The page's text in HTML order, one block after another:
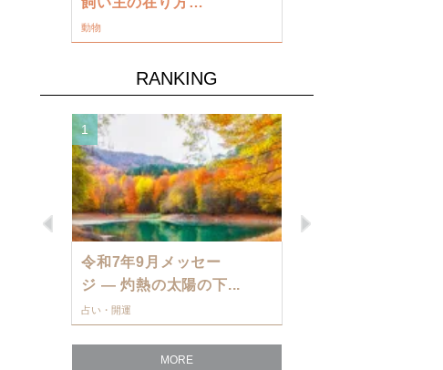
動物
RANKING
Previous
1
令和7年9月メッセー
ジ — 灼熱の太陽の下...
占い・開運
MORE